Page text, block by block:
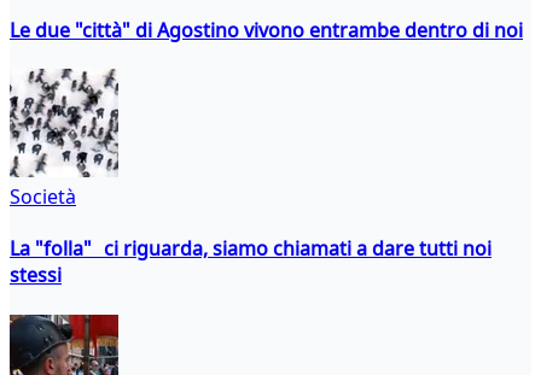
Le due "città" di Agostino vivono entrambe dentro di noi
Società
La "folla" ci riguarda, siamo chiamati a dare tutti noi
stessi